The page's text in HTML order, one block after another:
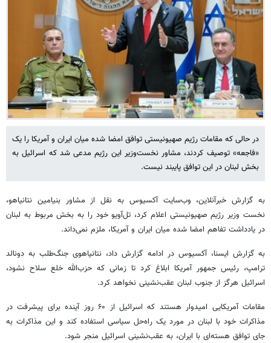
در حالی که مقامات رژیم صهیونیستی توافق امضا شده میان ایران و آمریکا را یک
«فاجعه» توصیف کردند، مشاور نخست‌وزیر این رژیم مدعی شد که اسرائیل به
بخش لبنان در این توافق پایبند نیست.
به گزارش خبرآنلاین، وب‌سایت آکسیوس به نقل از مشاور بنیامین نتانیاهو،
نخست وزیر رژیم صهیونیستی اعلام کرد، تل‌آویو خود را به بخش مربوط به لبنان
در یادداشت تفاهم امضا شده میان ایران و آمریکا، ملزم نمی‌داند.
به گزارش ایسنا، آکسیوس در ادامه گزارش داد، نتانیاهوی جنگ‌طلب به دونالد
ترامپ، رئیس جمهور آمریکا ابلاغ کرد تا زمانی که حزب‌الله خلع سلاح نشود،
اسرائیل هرگز از جنوب لبنان عقب‌نشینی نخواهد کرد.
مقامات آمریکایی امیدوار هستند که اسرائیل از ۶۰ روز آینده برای پیشرفت در
مذاکرات خود با لبنان در مورد یک راه‌حل سیاسی استفاده کند و این مذاکرات به
جای توافق هسته‌ای با ایران، به عقب‌نشینی اسرائیل منجر شود.